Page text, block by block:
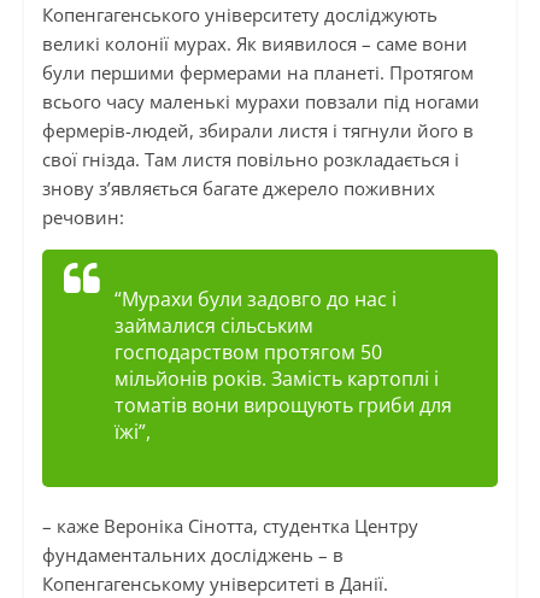
Копенгагенського університету досліджують
великі колонії мурах. Як виявилося – саме вони
були першими фермерами на планеті. Протягом
всього часу маленькі мурахи повзали під ногами
фермерів-людей, збирали листя і тягнули його в
свої гнізда. Там листя повільно розкладається і
знову з’являється багате джерело поживних
речовин:
“Мурахи були задовго до нас і
займалися сільським
господарством протягом 50
мільйонів років. Замість картоплі і
томатів вони вирощують гриби для
їжі”,
– каже Вероніка Сінотта, студентка Центру
фундаментальних досліджень – в
Копенгагенському університеті в Данії.